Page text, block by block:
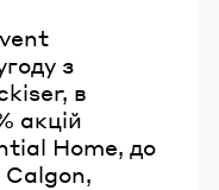
з
в
акцій
Home, до
Calgon,